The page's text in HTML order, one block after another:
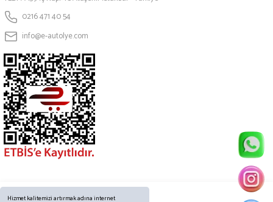
Hizmet kalitemizi artırmak adına internet
0216 471 40 54
info@e-autolye.com